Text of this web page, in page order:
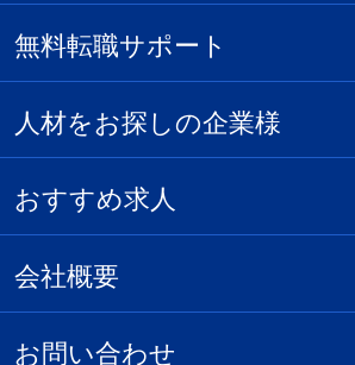
無料転職サポート
人材をお探しの企業様
おすすめ求人
会社概要
お問い合わせ